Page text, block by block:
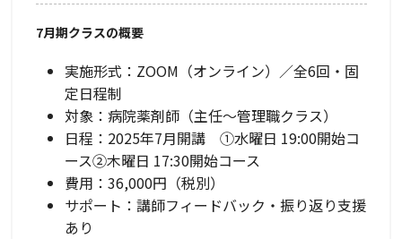
7月期クラスの概要
実施形式：ZOOM（オンライン）／全6回・固
定日程制
対象：病院薬剤師（主任〜管理職クラス）
日程：2025年7月開講 ①水曜日 19:00開始コ
ース②木曜日 17:30開始コース
費用：36,000円（税別）
サポート：講師フィードバック・振り返り支援
あり